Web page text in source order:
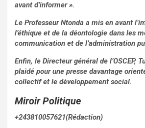
avant d’informer ».
Le Professeur Ntonda a mis en avant
l’éthique et de la déontologie dans les
communication et de l’administration
Enfin, le Directeur général de l’OSCEP,
plaidé pour une presse davantage
collectif et le développement social.
Miroir Politique
+243810057621(Rédaction)